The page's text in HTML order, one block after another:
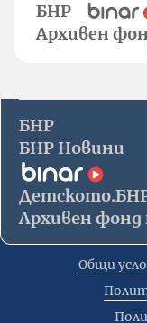
БНР
Архивен
БНР
БНР Новини
Архивен фонд
Общи